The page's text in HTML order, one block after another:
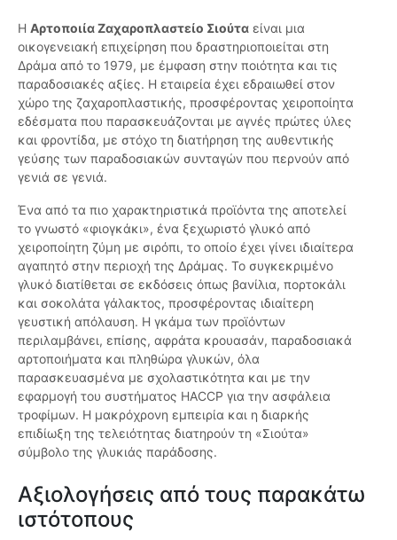
Η Αρτοποιία Ζαχαροπλαστείο Σιούτα είναι μια
οικογενειακή επιχείρηση που δραστηριοποιείται στη
Δράμα από το 1979, με έμφαση στην ποιότητα και τις
παραδοσιακές αξίες. Η εταιρεία έχει εδραιωθεί στον
χώρο της ζαχαροπλαστικής, προσφέροντας χειροποίητα
εδέσματα που παρασκευάζονται με αγνές πρώτες ύλες
και φροντίδα, με στόχο τη διατήρηση της αυθεντικής
γεύσης των παραδοσιακών συνταγών που περνούν από
γενιά σε γενιά.
Ένα από τα πιο χαρακτηριστικά προϊόντα της αποτελεί
το γνωστό «φιογκάκι», ένα ξεχωριστό γλυκό από
χειροποίητη ζύμη με σιρόπι, το οποίο έχει γίνει ιδιαίτερα
αγαπητό στην περιοχή της Δράμας. Το συγκεκριμένο
γλυκό διατίθεται σε εκδόσεις όπως βανίλια, πορτοκάλι
και σοκολάτα γάλακτος, προσφέροντας ιδιαίτερη
γευστική απόλαυση. Η γκάμα των προϊόντων
περιλαμβάνει, επίσης, αφράτα κρουασάν, παραδοσιακά
αρτοποιήματα και πληθώρα γλυκών, όλα
παρασκευασμένα με σχολαστικότητα και με την
εφαρμογή του συστήματος HACCP για την ασφάλεια
τροφίμων. Η μακρόχρονη εμπειρία και η διαρκής
επιδίωξη της τελειότητας διατηρούν τη «Σιούτα»
σύμβολο της γλυκιάς παράδοσης.
Αξιολογήσεις από τους παρακάτω
ιστότοπους